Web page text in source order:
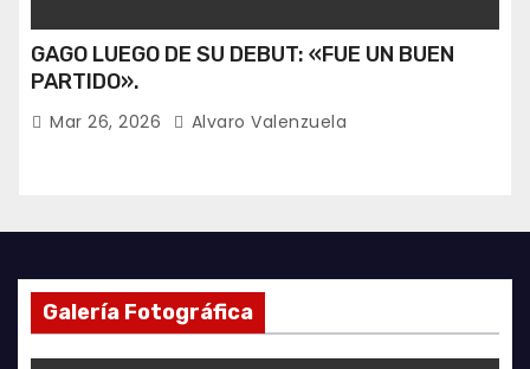
GAGO LUEGO DE SU DEBUT: «FUE UN BUEN
PARTIDO».
Mar 26, 2026 Alvaro Valenzuela
Galería Fotográfica